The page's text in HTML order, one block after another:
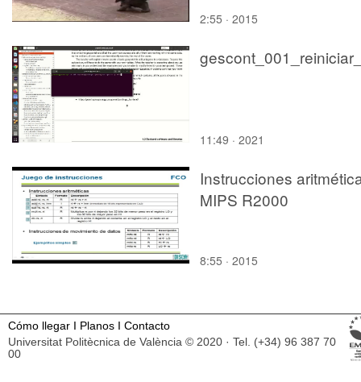
2:55 · 2015
11:49 · 2021
Instrucciones
MIPS R2000
8:55 · 2015
Cómo llegar I Planos I Contacto
Universitat Politècnica de València © 2020 · Tel. (+34) 96 387 70
00